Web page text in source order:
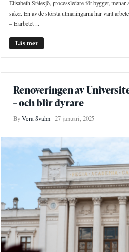
Elisabeth Stålesjö, processledare för bygget,
saker. En av de största utmaningarna har varit
– Elarbetet ...
Läs mer
Renoveringen av
– och blir dyrare
ByVera Svahn 27 januari, 2025